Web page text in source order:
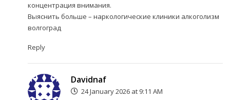
концентрация внимания.
Выяснить больше – наркологические клиники алкоголизм
волгоград
Reply
Davidnaf
24 January 2026 at 9:11 AM